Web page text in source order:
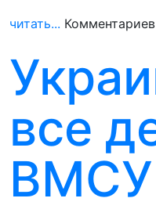
читать...
все
ВМСУ